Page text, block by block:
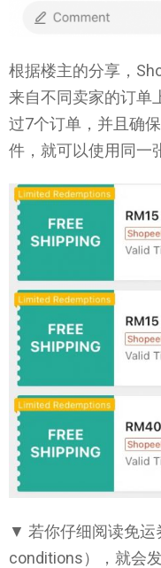
根据楼主的分享，
来自不同卖家的订单
过7个订单，并且确
件，就可以使用同一
▼ 若你仔细阅读免运
conditions），就会